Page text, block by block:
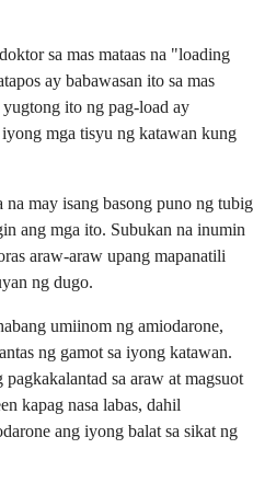
sa mas mataas na "loading
ay babawasan ito sa mas
ito ng pag-load ay
mga tisyu ng katawan kung
may isang basong puno ng tubig
ang mga ito. Subukan na inumin
araw-araw upang mapanatili
ng dugo.
umiinom ng amiodarone,
ng gamot sa iyong katawan.
sa araw at magsuot
kapag nasa labas, dahil
ang iyong balat sa sikat ng